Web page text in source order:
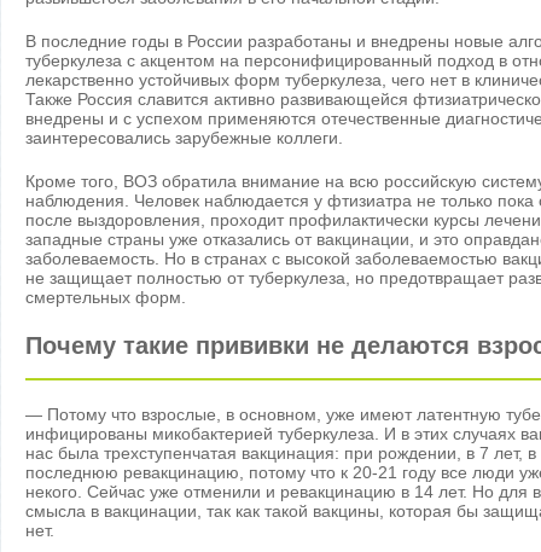
В последние годы в России разработаны и внедрены новые
туберкулеза с акцентом на персонифицированный подход в
лекарственно устойчивых форм туберкулеза, чего нет в
Также Россия славится активно развивающейся
внедрены и с успехом применяются отечественные
заинтересовались зарубежные коллеги.
Кроме того, ВОЗ обратила внимание на всю российскую
наблюдения. Человек наблюдается у фтизиатра не только
после выздоровления, проходит профилактически курсы
западные страны уже отказались от вакцинации, и это
заболеваемость. Но в странах с высокой заболеваемостью
не защищает полностью от туберкулеза, но предотвращает
смертельных форм.
Почему такие прививки не делаются
— Потому что взрослые, в основном, уже имеют латентную
инфицированы микобактерией туберкулеза. И в этих случаях
нас была трехступенчатая вакцинация: при рождении, в 7 лет,
последнюю ревакцинацию, потому что к 20-21 году все люди
некого. Сейчас уже отменили и ревакцинацию в 14 лет. Но для
смысла в вакцинации, так как такой вакцины, которая бы
нет.